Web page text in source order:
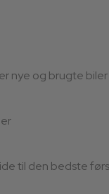
nye og brugte biler
til den bedste